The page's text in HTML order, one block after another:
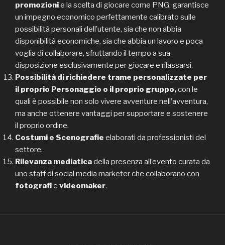
promozionie la scelta di giocare come PNG, garantisce
un impegno economico perfettamente calibrato sulle
possibilità personali dell’utente, sia che non abbia
disponibilità economiche, sia che abbia un lavoro e poca
voglia di collaborare, sfruttando il tempo a sua
disposizione esclusivamente per giocare e rilassarsi.
Possibilità di richiedere trame personalizzate per
il proprio Personaggio o il proprio gruppo,con le
quali è possibile non solo vivere avventure nell’avventura,
ma anche ottenere vantaggi per supportare e sostenere
il proprio ordine.
Costumi e Scenografie elaborati da professionisti del
settore.
Rilevanza mediaticadella presenza all’evento curata da
uno staff di social media marketer che collaborano con
fotografie videomaker.